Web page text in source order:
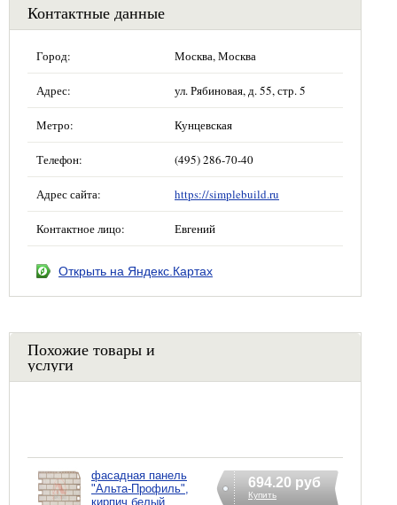
Контактные данные
Город: Москва, Москва
Адрес: ул. Рябиновая, д. 55, стр. 5
Метро: Кунцевская
Телефон: (495) 286-70-40
Адрес сайта: https://simplebuild.ru
Контактное лицо: Евгений
Открыть на Яндекс.Картах
Похожие товары и
услуги
фасадная панель
"Альта-Профиль",
кирпич белый
694.20 руб
Купить